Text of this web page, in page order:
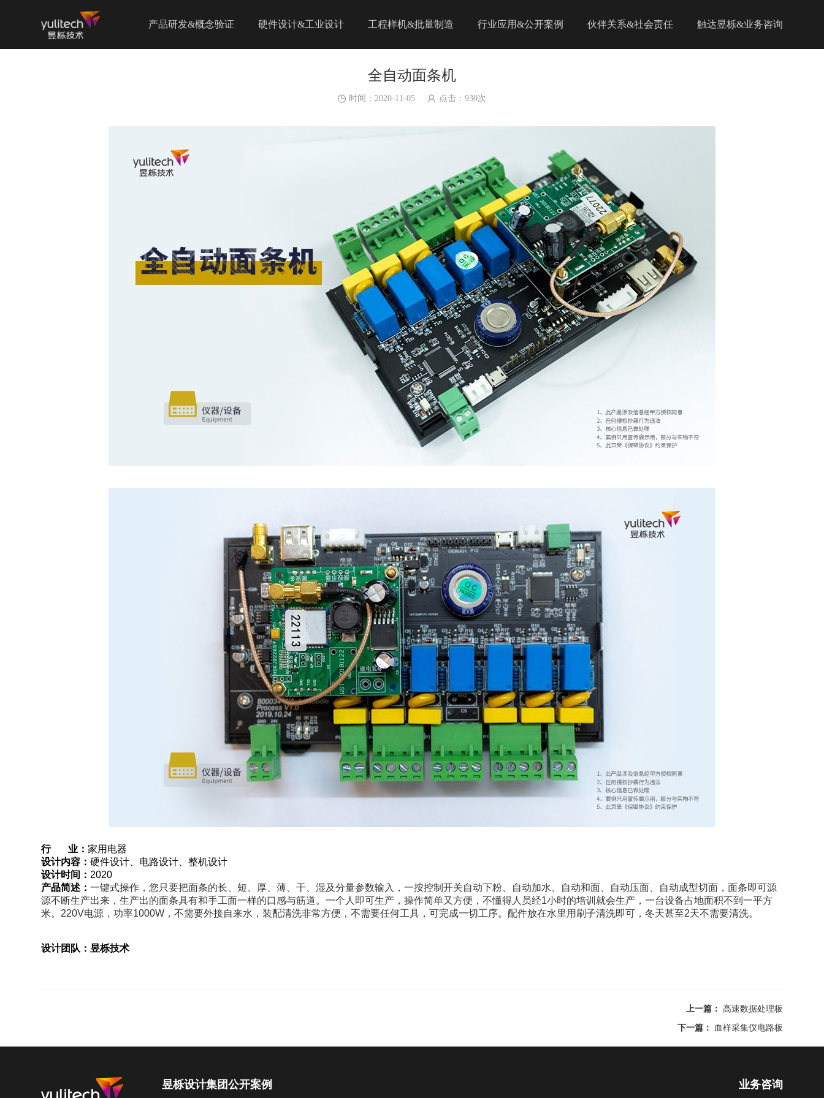
产品研发&概念验证 硬件设计&工业设计 工程样机&批量制造 行业应用&公开案例 伙伴关系&社会责任 触达昱栎&业务咨询
全自动面条机
时间：2020-11-05 点击： 930次
行 业：家用电器
设计内容：硬件设计、电路设计、整机设计
设计时间： 2020
产品简述：一键式操作，您只要把面条的长、短、厚、薄、干、湿及分量参数输入，一按控制开关自动下粉、自动加水、自动和面、自动压面、自动成型切面，面条即可源
源不断生产出来，生产出的面条具有和手工面一样的口感与筋道。一个人即可生产，操作简单又方便，不懂得人员经1小时的培训就会生产，一台设备占地面积不到一平方
米。 220V电源，功率1000W，不需要外接自来水，装配清洗非常方便，不需要任何工具，可完成一切工序。配件放在水里用刷子清洗即可，冬天甚至2天不需要清洗。
设计团队：昱栎技术
上一篇： 高速数据处理板
下一篇： 血样采集仪电路板
昱栎设计集团公开案例 业务咨询